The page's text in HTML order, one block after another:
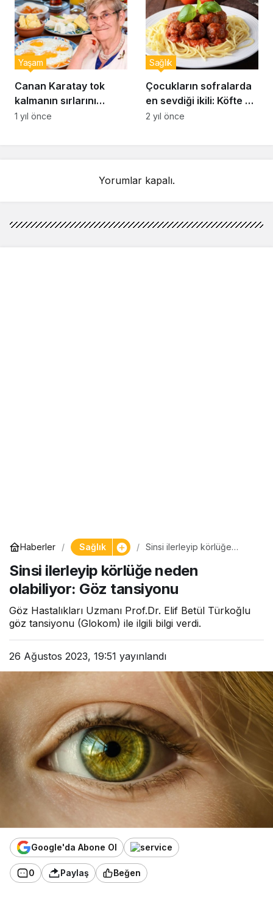
seçimi nasıl yapılır?
Canan Karatay tok
kalmanın sırlarını
açıkladı: Sahurda
Yaşam
1 yıl önce
Çocukların sofralarda
en sevdiği ikili: Köfte ve
makarna
Sağlık
2 yıl önce
Yorumlar kapalı.
Haberler Sağlık
Sinsi ilerleyip körlüğe
tansiyonu
Sinsi ilerleyip körlüğe neden
olabiliyor: Göz tansiyonu
Göz Hastalıkları Uzmanı Prof.Dr. Elif Betül Türkoğlu
göz tansiyonu (Glokom) ile ilgili bilgi verdi.
26 Ağustos 2023, 19:51 yayınlandı
Google'da Abone Ol
0 Paylaş Beğen